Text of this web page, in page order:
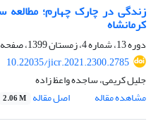
زندگی در چارک چهارم؛
کرمانشاه
دوره 13، شماره 4، زمستان 1399، صفحه
10.22035/jicr.2021.2300.2785
جلیل کریمی، ساجده واعظ زاده
مشاهده مقاله
اصل مقاله 2.06 M